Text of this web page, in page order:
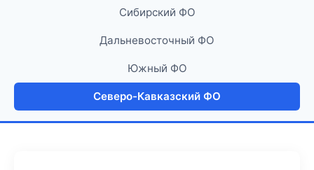
Сибирский ФО
Дальневосточный ФО
Южный ФО
Северо-Кавказский ФО